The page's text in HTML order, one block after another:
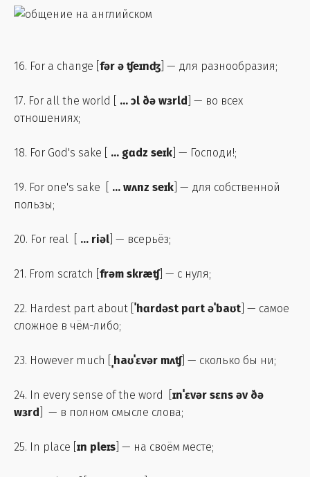
16. For a change [ fər ə ʧeɪnʤ ] — для разнообразия;
17. For all the world [ ... ɔl ðə wɜrld ] — во всех
отношениях;
18. For God's sake [ ... gɑdz seɪk ] — Господи!;
19. For one's sake [ ... wʌnz seɪk ] — для собственной
пользы;
20. For real [ ... riəl ] — всерьёз;
21. From scratch [ frəm skræʧ] — с нуля;
22. Hardest part about [ ˈhɑrdəst pɑrt əˈbaʊt ] — самое
сложное в чём-либо;
23. However much [ ˌhaʊˈɛvər mʌʧ] — сколько бы ни;
24. In every sense of the word [ ɪnˈɛvər sɛns əv ðə
wɜrd ] — в полном смысле слова;
25. In place [ ɪn pleɪs ] — на своём месте;